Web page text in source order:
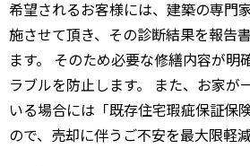
希望されるお客様には、建築の専門
施させて頂き、その診断結果を報告
ます。 そのため必要な修繕内容が明
ラブルを防止します。 また、お家が
いる場合には「既存住宅瑕疵保証保
ので、売却に伴うご不安を最大限軽減